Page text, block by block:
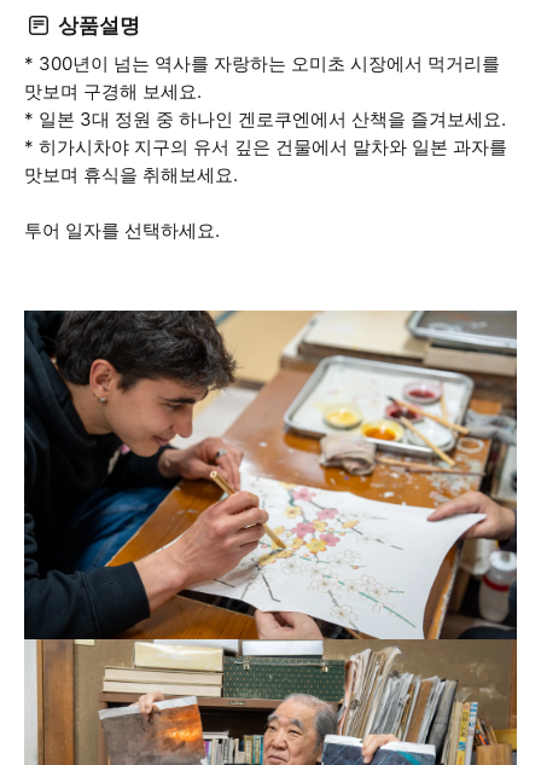
상품설명
* 300년이 넘는 역사를 자랑하는 오미초 시장에서 먹거리를
맛보며 구경해 보세요.
* 일본 3대 정원 중 하나인 겐로쿠엔에서 산책을 즐겨보세요.
* 히가시차야 지구의 유서 깊은 건물에서 말차와 일본 과자를
맛보며 휴식을 취해보세요.
투어 일자를 선택하세요.